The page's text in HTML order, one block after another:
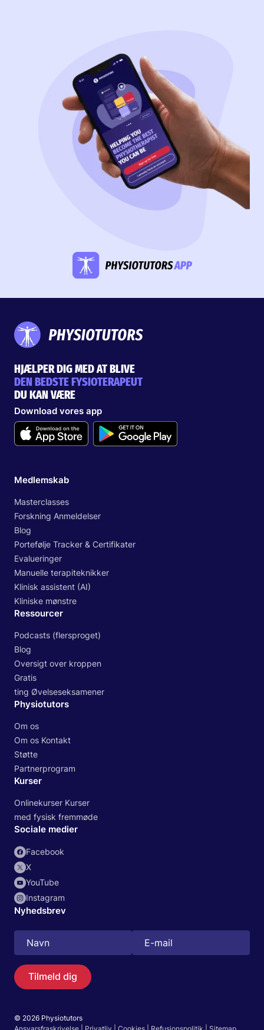
HJÆLPER DIG MED AT BLIVE
DEN BEDSTE FYSIOTERAPEUT
DU KAN VÆRE
Download vores app
Medlemskab
Masterclasses
Forskning Anmeldelser
Blog
Portefølje Tracker & Certifikater
Evalueringer
Manuelle terapiteknikker
Klinisk assistent (AI)
Kliniske mønstre
Ressourcer
Podcasts (flersproget)
Blog
Oversigt over kroppen
Gratis
ting Øvelseseksamener
Physiotutors
Om os
Om os Kontakt
Støtte
Partnerprogram
Kurser
Onlinekurser Kurser
med fysisk fremmøde
Sociale medier
Facebook
X
YouTube
Instagram
Nyhedsbrev
Tilmeld dig
© 2026 Physiotutors